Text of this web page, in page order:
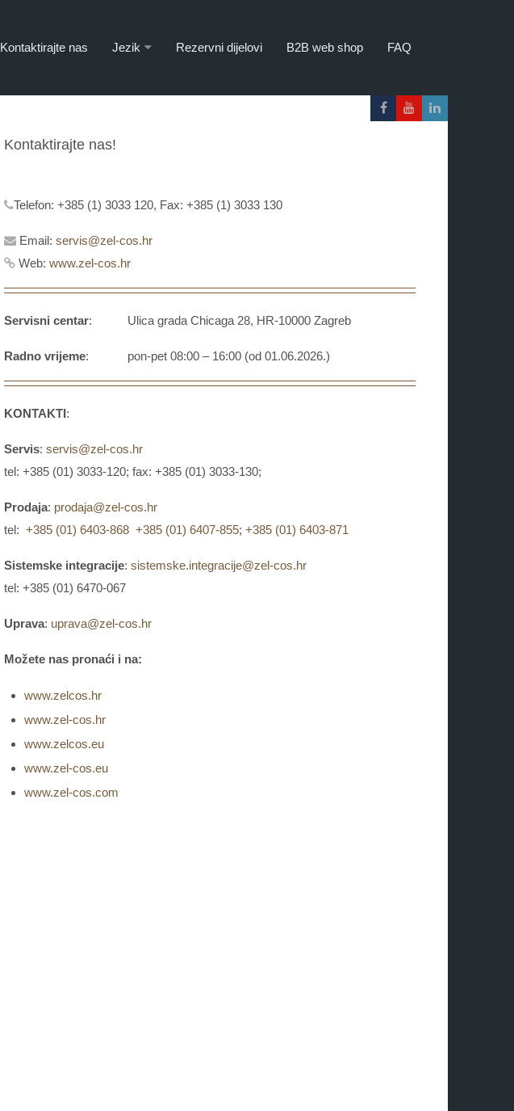
Kontaktirajte nas Jezik Rezervni dijelovi B2B web shop FAQ
Kontaktirajte nas!
Telefon: +385 (1) 3033 120, Fax: +385 (1) 3033 130
Email: servis@zel-cos.hr
Web: www.zel-cos.hr
Servisni centar: Ulica grada Chicaga 28, HR-10000 Zagreb
Radno vrijeme: pon-pet 08:00 – 16:00 (od 01.06.2026.)
KONTAKTI:
Servis: servis@zel-cos.hr
tel: +385 (01) 3033-120; fax: +385 (01) 3033-130;
Prodaja: prodaja@zel-cos.hr
tel: +385 (01) 6403-868 +385 (01) 6407-855; +385 (01) 6403-871
Sistemske integracije: sistemske.integracije@zel-cos.hr
tel: +385 (01) 6470-067
Uprava: uprava@zel-cos.hr
Možete nas pronaći i na:
www.zelcos.hr
www.zel-cos.hr
www.zelcos.eu
www.zel-cos.eu
www.zel-cos.com